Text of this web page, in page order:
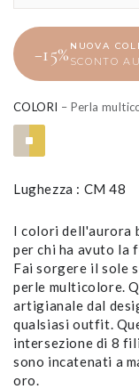
−15% NUOVA
SCONTO
COLORI – Perla
Lughezza : CM 48
I colori dell'aurora
per chi ha avuto la
Fai sorgere il sole
perle multicolore.
artigianale dal
qualsiasi outfit.
intersezione di 8
sono incatenati a
oro.